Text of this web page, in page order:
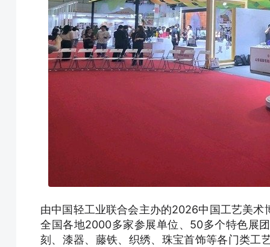
由中国轻工业联合会主办的2026中国工艺美
全国各地2000多家参展单位、50多个特色展
刻、漆器、藤铁、织绣、珠宝首饰等各门类工